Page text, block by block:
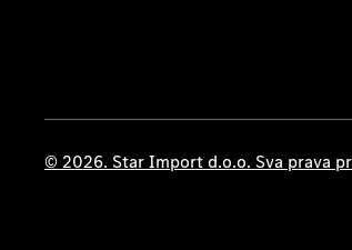
© 2026. Star Import d.o.o. Sva prava